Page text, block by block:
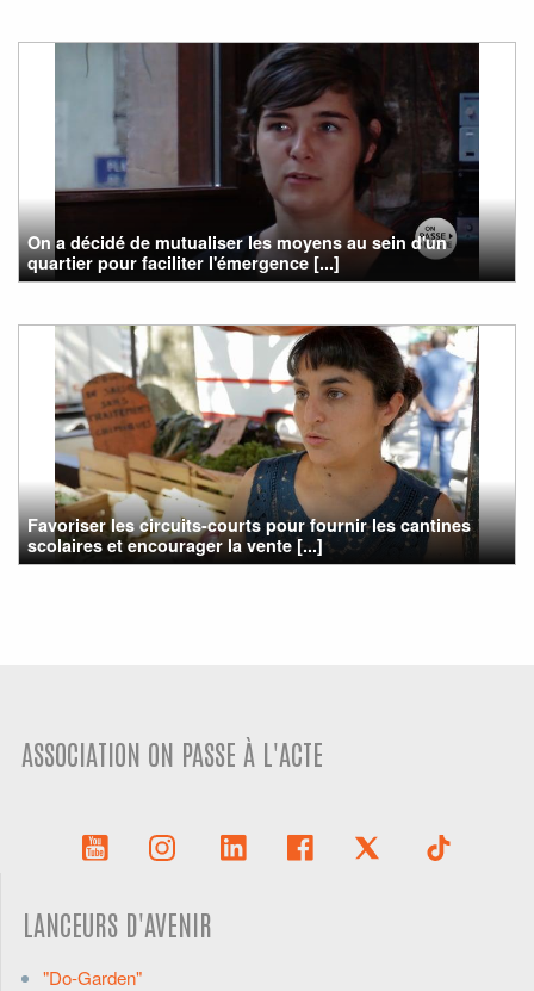
On a décidé de mutualiser les moyens au sein d'un
quartier pour faciliter l'émergence [...]
Favoriser les circuits-courts pour fournir les cantines
scolaires et encourager la vente [...]
ASSOCIATION ON PASSE À L'ACTE
LANCEURS D'AVENIR
"Do-Garden"